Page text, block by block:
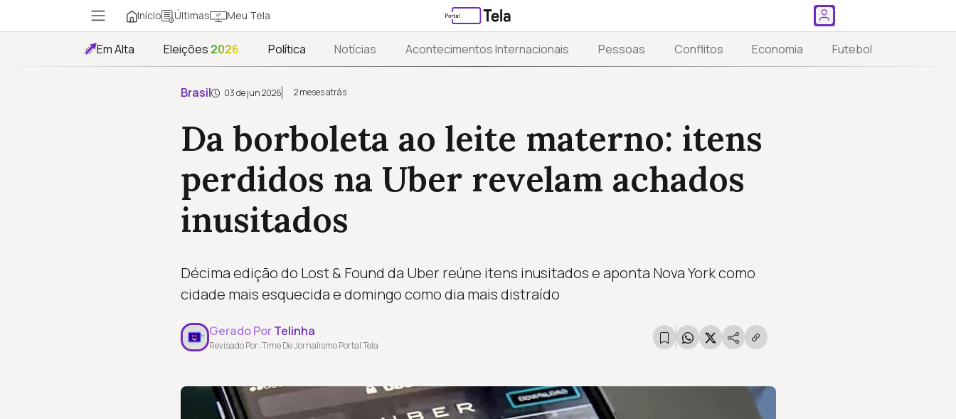
Início Últimas Meu Tela
Em Alta Eleições 2026 Política Notícias Acontecimentos Internacionais Pessoas Conflitos Economia Futebol
Brasil 03 de jun 2026 2 meses atrás
Da borboleta ao leite materno: itens
perdidos na Uber revelam achados
inusitados
Décima edição do Lost & Found da Uber reúne itens inusitados e aponta Nova York como
cidade mais esquecida e domingo como dia mais distraído
Gerado PorTelinha
Revisado Por: Time De Jornalismo Portal Tela